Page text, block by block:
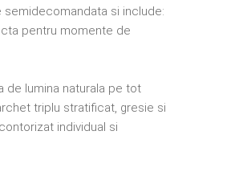
semidecomandata si include:
pentru momente de
de lumina naturala pe tot
triplu stratificat, gresie si
individual si